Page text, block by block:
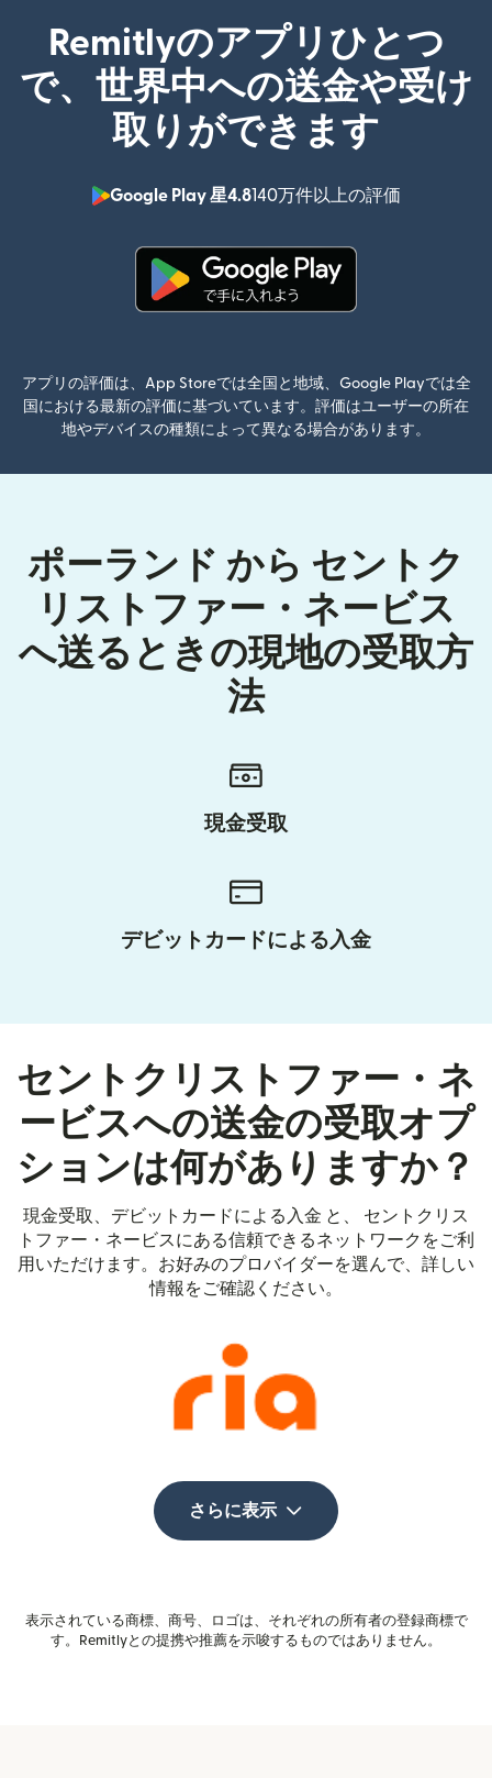
Remitlyのアプリひとつ
で、世界中への送金や受け
取りができます
Google Play 星4.8140万件以上の評価
（別ウィン
アプリの評価は、App Storeでは全国と地域、Google Playでは全
国における最新の評価に基づいています。評価はユーザーの所在
地やデバイスの種類によって異なる場合があります。
ポーランド から セントク
リストファー・ネービス
へ送るときの現地の受取方
法
現金受取
デビットカードによる入金
セントクリストファー・ネ
ービスへの送金の受取オプ
ションは何がありますか？
現金受取、デビットカードによる入金 と、 セントクリス
トファー・ネービスにある信頼できるネットワークをご利
用いただけます。お好みのプロバイダーを選んで、詳しい
情報をご確認ください。
さらに表示
表示されている商標、商号、ロゴは、それぞれの所有者の登録商標で
す。Remitlyとの提携や推薦を示唆するものではありません。